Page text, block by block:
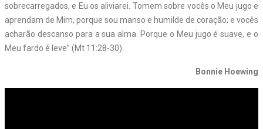
sobrecarregados, e Eu os aliviarei. Tomem sobre vocês o Meu jugo e
aprendam de Mim, porque sou manso e humilde de coração; e vocês
acharão descanso para a sua alma. Porque o Meu jugo é suave, e o
Meu fardo é leve” (Mt 11:28-30).
Bonnie Hoewing